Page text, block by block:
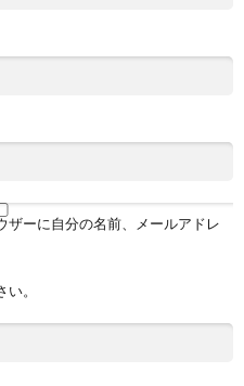
ザーに自分の名前、メールアドレ
。